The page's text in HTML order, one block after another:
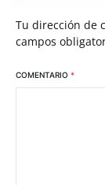
Tu dirección de
campos
COMENTARIO *